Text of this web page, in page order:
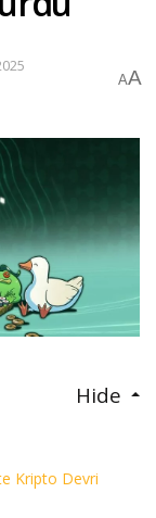
AA
Hide
Kripto Devri